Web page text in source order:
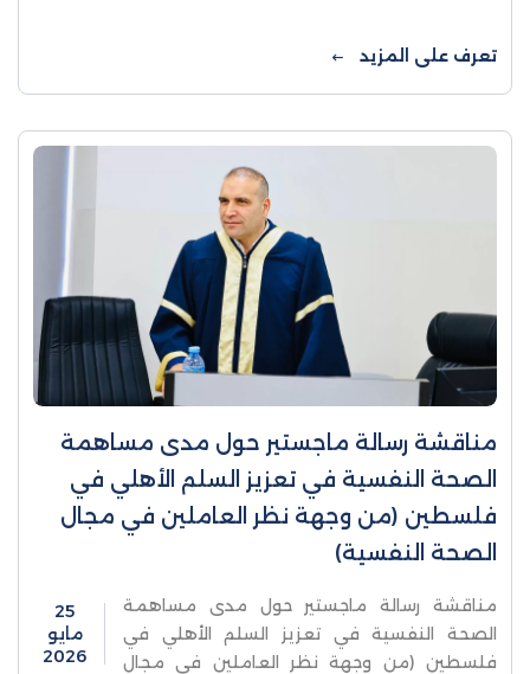
لسيادة العميد زاهر صباح، نائب رئيس ...
تعرف على المزيد
مناقشة رسالة ماجستير حول مدى مساهمة
الصحة النفسية في تعزيز السلم الأهلي في
فلسطين (من وجهة نظر العاملين في مجال
الصحة النفسية)
مناقشة رسالة ماجستير حول مدى مساهمة
الصحة النفسية في تعزيز السلم الأهلي في
فلسطين (من وجهة نظر العاملين في مجال
25
مايو
2026